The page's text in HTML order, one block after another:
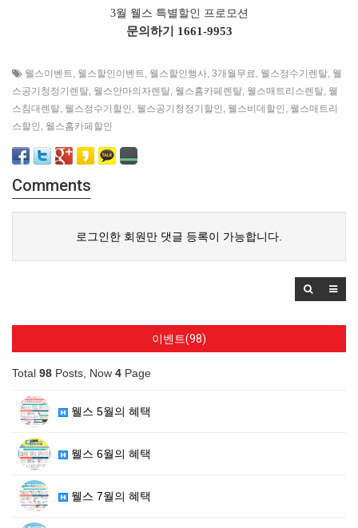
3월 웰스 특별할인 프로모션
문의하기 1661-9953
웰스이벤트, 웰스할인이벤트, 웰스할인행사, 3개월무료, 웰스정수기렌탈, 웰
스공기청정기렌탈, 웰스안마의자렌탈, 웰스홈카페렌탈, 웰스매트리스렌탈, 웰
스침대렌탈, 웰스정수기할인 , 웰스공기청정기할인 , 웰스비데할인 , 웰스매트리
스할인 , 웰스홈카페할인
Comments
로그인한 회원만 댓글 등록이 가능합니다.
이벤트(98)
Total 98 Posts, Now 4 Page
웰스 5월의 혜택
웰스 6월의 혜택
웰스 7월의 혜택